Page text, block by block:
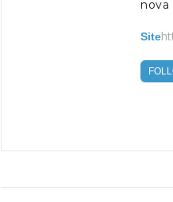
Site